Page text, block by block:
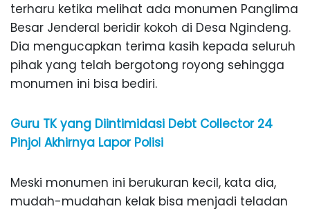
terharu ketika melihat ada monumen Panglima
Besar Jenderal beridir kokoh di Desa Ngindeng.
Dia mengucapkan terima kasih kepada seluruh
pihak yang telah bergotong royong sehingga
monumen ini bisa bediri.
Guru TK yang Diintimidasi Debt Collector 24
Pinjol Akhirnya Lapor Polisi
Meski monumen ini berukuran kecil, kata dia,
mudah-mudahan kelak bisa menjadi teladan